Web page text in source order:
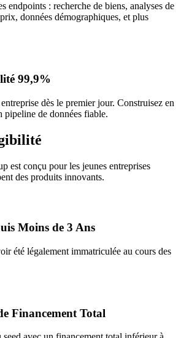
endpoints : recherche de biens, analyses de
données démographiques, et plus
99,9%
dès le premier jour. Construisez en
pipeline de données fiable.
est conçu pour les jeunes entreprises
des produits innovants.
Moins de 3 Ans
été légalement immatriculée au cours des
Financement Total